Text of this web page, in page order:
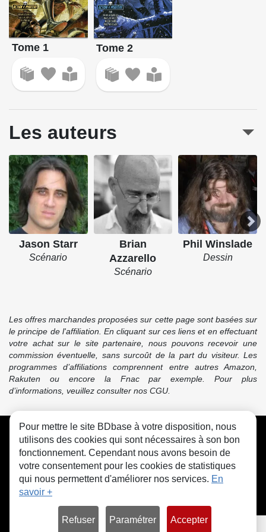
Tome 1 Tome 2
Les auteurs
Jason Starr
Scénario
Brian
Azzarello
Scénario
Phil Winslade
Dessin
Les offres marchandes proposées sur cette page sont basées sur
le principe de l'affiliation. En cliquant sur ces liens et en effectuant
votre achat sur le site partenaire, nous pouvons recevoir une
commission éventuelle, sans surcoût de la part du visiteur. Les
programmes d’affiliations comprennent entre autres Amazon,
Rakuten ou encore la Fnac par exemple. Pour plus
d’informations, veuillez consulter nos CGU.
CGU FAQ Contact Cookies
Pour mettre le site BDbase à votre disposition, nous
utilisons des cookies qui sont nécessaires à son bon
fonctionnement. Cependant nous avons besoin de
votre consentement pour les cookies de statistiques
qui nous permettent d'améliorer nos services. En
savoir +
Refuser Paramétrer Accepter